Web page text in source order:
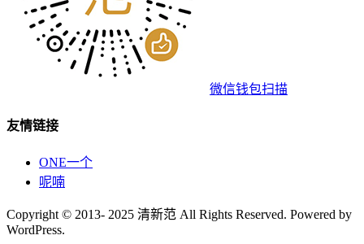
微信钱包扫描
友情链接
ONE一个
呢喃
Copyright © 2013- 2025 清新范 All Rights Reserved. Powered by
WordPress.